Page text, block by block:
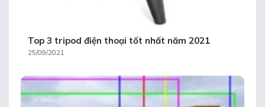
Top 3 tripod điện thoại tốt nhất năm 2021
25/09/2021